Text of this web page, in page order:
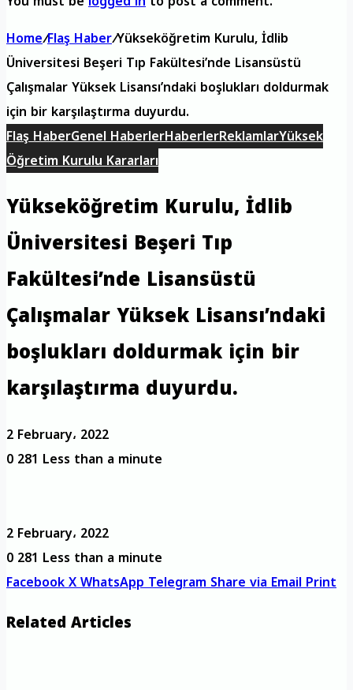
Home/Flaş Haber/Yükseköğretim Kurulu, İdlib
Üniversitesi Beşeri Tıp Fakültesi’nde Lisansüstü
Çalışmalar Yüksek Lisansı’ndaki boşlukları doldurmak
için bir karşılaştırma duyurdu.
Flaş HaberGenel HaberlerHaberlerReklamlarYüksek
Öğretim Kurulu Kararları
Yükseköğretim Kurulu, İdlib
Üniversitesi Beşeri Tıp
Fakültesi’nde Lisansüstü
Çalışmalar Yüksek Lisansı’ndaki
boşlukları doldurmak için bir
karşılaştırma duyurdu.
2 February، 2022
0281 Less than a minute
2 February، 2022
0281 Less than a minute
FacebookXWhatsAppTelegramShare via EmailPrint
Related Articles